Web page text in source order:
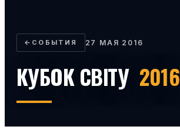
← СОБЫТИЯ 27 МАЯ 2016
КУБОК СВІТУ 2016